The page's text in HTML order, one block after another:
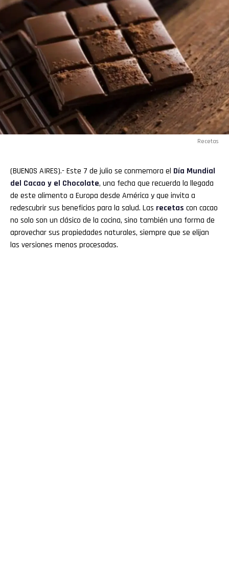
Recetas
(BUENOS AIRES).- Este 7 de julio se conmemora el Día Mundial
del Cacao y el Chocolate, una fecha que recuerda la llegada
de este alimento a Europa desde América y que invita a
redescubrir sus beneficios para la salud. Las recetas con cacao
no solo son un clásico de la cocina, sino también una forma de
aprovechar sus propiedades naturales, siempre que se elijan
las versiones menos procesadas.
Email